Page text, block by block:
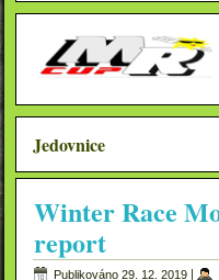
Jedovnice
Winter Race
report
Publikováno 29. 12. 2019